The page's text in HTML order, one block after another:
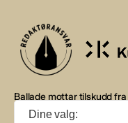
Ballade mottar tilskudd
støtte fra eierne NOPA,
Musikkforleggerne.
Dine valg: